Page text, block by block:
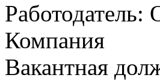
Компания
Вакантная